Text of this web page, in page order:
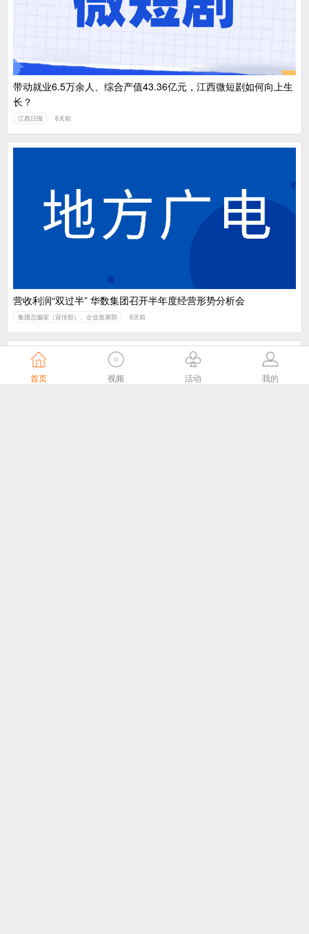
带动就业6.5万余人、综合产值43.36亿元，江西微短剧如何向上生
长？
江西日报 6天前
营收利润“双过半” 华数集团召开半年度经营形势分析会
集团总编室（宣传部）、企业发展部 6天前
首页 视频 活动 我的